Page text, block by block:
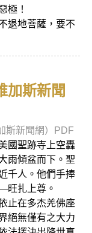
極！
退地菩薩，要不
加斯新聞
斯新聞網）PDF
國聖跡寺上空轟
雨傾盆而下。聖
千人。他們手捧
扎上尊。
止在多杰羌佛座
絕無僅有之大力